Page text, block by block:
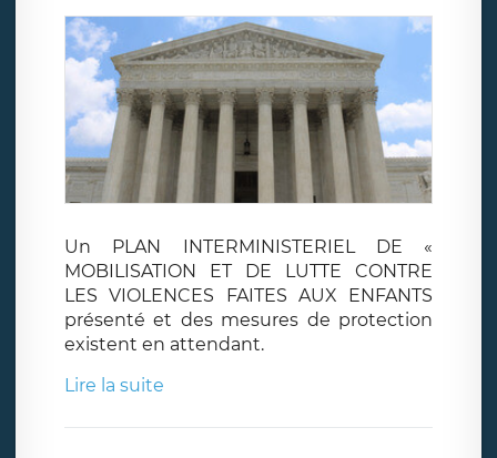
Un PLAN INTERMINISTERIEL DE «
MOBILISATION ET DE LUTTE CONTRE
LES VIOLENCES FAITES AUX ENFANTS
présenté et des mesures de protection
existent en attendant.
Lire la suite